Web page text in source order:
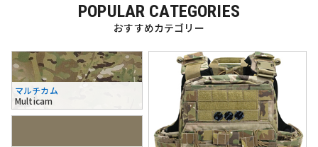
POPULAR CATEGORIES
おすすめカテゴリー
マルチカム
Multicam